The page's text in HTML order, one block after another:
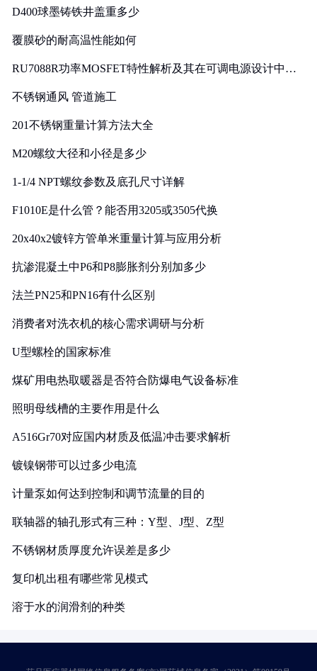
D400球墨铸铁井盖重多少
覆膜砂的耐高温性能如何
RU7088R功率MOSFET特性解析及其在可调电源设计中的
不锈钢通风 管道施工
201不锈钢重量计算方法大全
M20螺纹大径和小径是多少
1-1/4 NPT螺纹参数及底孔尺寸详解
F1010E是什么管？能否用3205或3505代换
20x40x2镀锌方管单米重量计算与应用分析
抗渗混凝土中P6和P8膨胀剂分别加多少
法兰PN25和PN16有什么区别
消费者对洗衣机的核心需求调研与分析
U型螺栓的国家标准
煤矿用电热取暖器是否符合防爆电气设备标准
照明母线槽的主要作用是什么
A516Gr70对应国内材质及低温冲击要求解析
镀镍钢带可以过多少电流
计量泵如何达到控制和调节流量的目的
联轴器的轴孔形式有三种：Y型、J型、Z型
不锈钢材质厚度允许误差是多少
复印机出租有哪些常见模式
溶于水的润滑剂的种类